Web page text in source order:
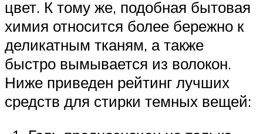
цвет. К тому же, подобная бытовая
химия относится более бережно к
деликатным тканям, а также
быстро вымывается из волокон.
Ниже приведен рейтинг лучших
средств для стирки темных вещей: